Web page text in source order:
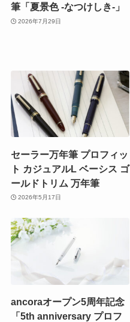
筆「夏景色 -なつけしき-」
2026年7月29日
セーラー万年筆 プロフィッ
ト カジュアルL ベーシス ゴ
ールドトリム 万年筆
2026年5月17日
ancoraオープン5周年記念
「5th anniversary プロフ